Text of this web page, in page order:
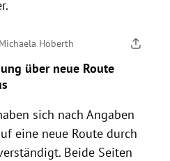
Michaela Höberth
über neue Route
sich nach Angaben
eine neue Route durch
Beide Seiten